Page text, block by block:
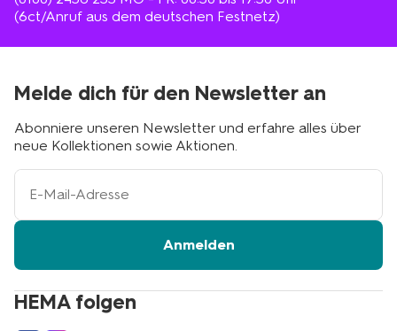
(6ct/Anruf aus dem deutschen Festnetz)
HEMA folgen
Melde dich für den Newsletter an
Abonniere unseren Newsletter und erfahre alles über
neue Kollektionen sowie Aktionen.
Ihre
Adresse
Anmelden